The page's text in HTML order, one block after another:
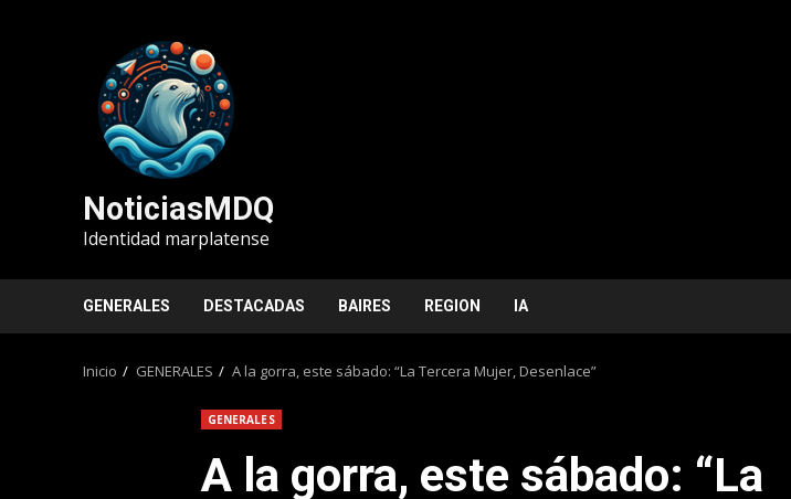
NoticiasMDQ
Identidad marplatense
GENERALES DESTACADAS BAIRES REGION IA
Inicio GENERALES A la gorra, este sábado: “La Tercera Mujer, Desenlace”
GENERALES
A la gorra, este sábado: “La